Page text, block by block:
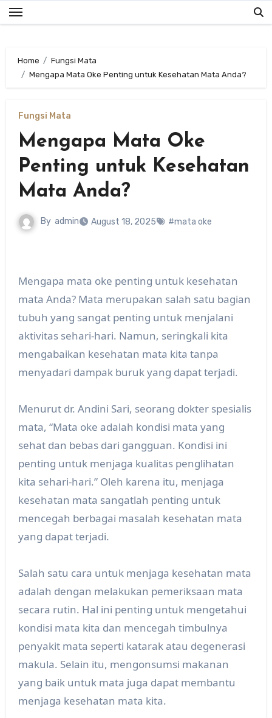
Skip
to
Home
Fungsi Mata
Mengapa Mata Oke Penting untuk Kesehatan Mata Anda?
Fungsi Mata
Mengapa Mata Oke
Penting untuk Kesehatan
Mata Anda?
By admin August 18, 2025 #mata oke
Mengapa mata oke penting untuk kesehatan
mata Anda? Mata merupakan salah satu bagian
tubuh yang sangat penting untuk menjalani
aktivitas sehari-hari. Namun, seringkali kita
mengabaikan kesehatan mata kita tanpa
menyadari dampak buruk yang dapat terjadi.
Menurut dr. Andini Sari, seorang dokter spesialis
mata, “Mata oke adalah kondisi mata yang
sehat dan bebas dari gangguan. Kondisi ini
penting untuk menjaga kualitas penglihatan
kita sehari-hari.” Oleh karena itu, menjaga
kesehatan mata sangatlah penting untuk
mencegah berbagai masalah kesehatan mata
yang dapat terjadi.
Salah satu cara untuk menjaga kesehatan mata
adalah dengan melakukan pemeriksaan mata
secara rutin. Hal ini penting untuk mengetahui
kondisi mata kita dan mencegah timbulnya
penyakit mata seperti katarak atau degenerasi
makula. Selain itu, mengonsumsi makanan
yang baik untuk mata juga dapat membantu
menjaga kesehatan mata kita.